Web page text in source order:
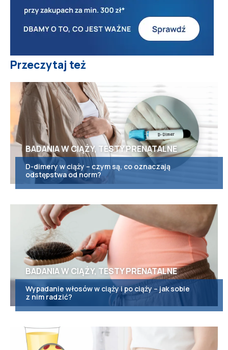
Przeczytaj też
BADANIA W CIĄŻY, TESTY PRENATALNE
D-dimery w ciąży – czym są, co oznaczają
odstępstwa od norm?
BADANIA W CIĄŻY, TESTY PRENATALNE
Wypadanie włosów w ciąży i po ciąży – jak sobie
z nim radzić?